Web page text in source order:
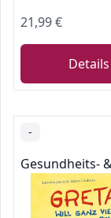
21,99 €
Details
-
Gesundheits-